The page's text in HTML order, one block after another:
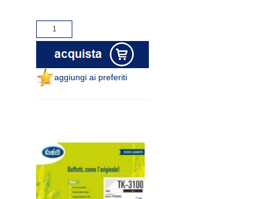
aggiungi ai preferiti